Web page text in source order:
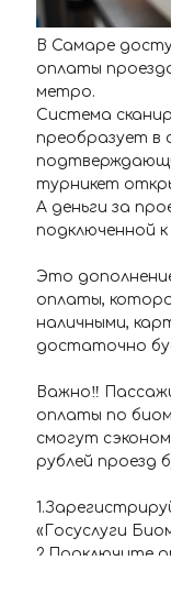
В Самаре
оплаты
метро.
Система
преобразует в
турникет
А деньги за
подключенной к
Это
оплаты,
наличными,
достаточно
Важно‼️
оплаты по
смогут
рублей проезд
«Госуслуги
2.Подключите